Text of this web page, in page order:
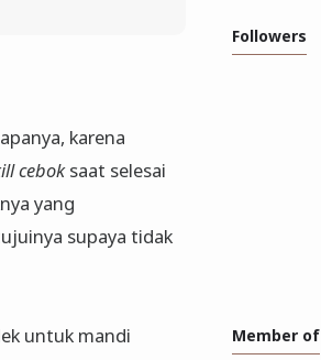
karena
ceboksaat selesai
yang
supaya tidak
untuk mandi
Followers
Member of